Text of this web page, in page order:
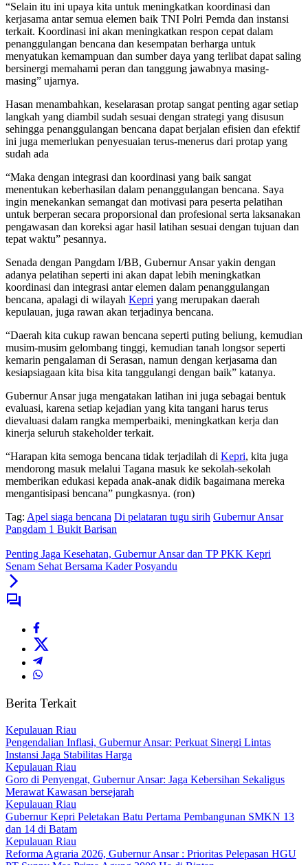
“Selain itu ini upaya kita untuk meningkatkan koordinasi dan
kerjasama antar semua elemen baik TNI Polri Pemda dan instansi
terkait. Koordinasi ini akan meningkatkan respon cepat dalam
penanggulangan bencana dan kesempatan berharga untuk
menyatukan kemampuan dan sumber daya yang terlibat dapat saling
bersinergi memahami peran dan tanggung jawabnya masing-
masing” ujarnya.
Hasan menambahkan, keselarasan protap sangat penting agar setiap
langkah yang diambil sudah sesuai dengan strategi yang disusun
sehingga penanggulangan bencana dapat berjalan efisien dan efektif
ini juga memerlukan penyesuaian terus-menerus dari protap yang
sudah ada
“Maka dengan integrasi dan koordinasi yang baik sangat
menentukan keberhasilan dalam penanggulangan bencana. Saya
ingin menekankan semangat dan motivasi para peserta pelatihan
untuk berperan secara proporsional dan profesional serta laksanakan
pengawasan dan koreksi agar hasil latihan sesuai dengan tujuan dan
tepat waktu” pesannya.
Senada dengan Pangdam I/BB, Gubernur Ansar yakin dengan
adanya pelatihan seperti ini akan dapat lebih meningkatkan
koordinasi dan integrasi antar elemen dalam penanggulangan
bencana, apalagi di wilayah Kepri yang merupakan daerah
kepulauan, juga rawan akan terjadinya bencana.
“Daerah kita cukup rawan bencana seperti puting beliung, kemudian
musim-musim gelombang tinggi, kemudian tanah longsor seperti
kemarin pengalaman di Serasan, namun dengan kerjasama dan
kesiapsiagaan kita bisa kita tanggulangi dengan baik” katanya.
Gubernur Ansar juga mengatakan latihan ini juga sebagai bentuk
evaluasi, karena setiap kejadian yang kita tangani harus terus
dievaluasi dalam rangka memperbaiki, meningkatkan kerja dan
kinerja seluruh stakeholder terkait.
“Harapan kita semoga bencana tidak terjadilah di Kepri, kita juga
mendorong masuk melalui Tagana masuk ke sekolah-sekolah
memberikan edukasi kepada anak-anak didik bagaimana mereka
mengantisipasi bencana” pungkasnya. (ron)
Tag: Apel siaga bencana Di pelataran tugu sirih Gubernur Ansar
Pangdam 1 Bukit Barisan
Penting Jaga Kesehatan, Gubernur Ansar dan TP PKK Kepri
Senam Sehat Bersama Kader Posyandu
Berita Terkait
Kepulauan Riau
Pengendalian Inflasi, Gubernur Ansar: Perkuat Sinergi Lintas
Instansi Jaga Stabilitas Harga
Kepulauan Riau
Goro di Penyengat, Gubernur Ansar: Jaga Kebersihan Sekaligus
Merawat Kawasan bersejarah
Kepulauan Riau
Gubernur Kepri Peletakan Batu Pertama Pembangunan SMKN 13
dan 14 di Batam
Kepulauan Riau
Reforma Agraria 2026, Gubernur Ansar : Prioritas Pelepasan HGU